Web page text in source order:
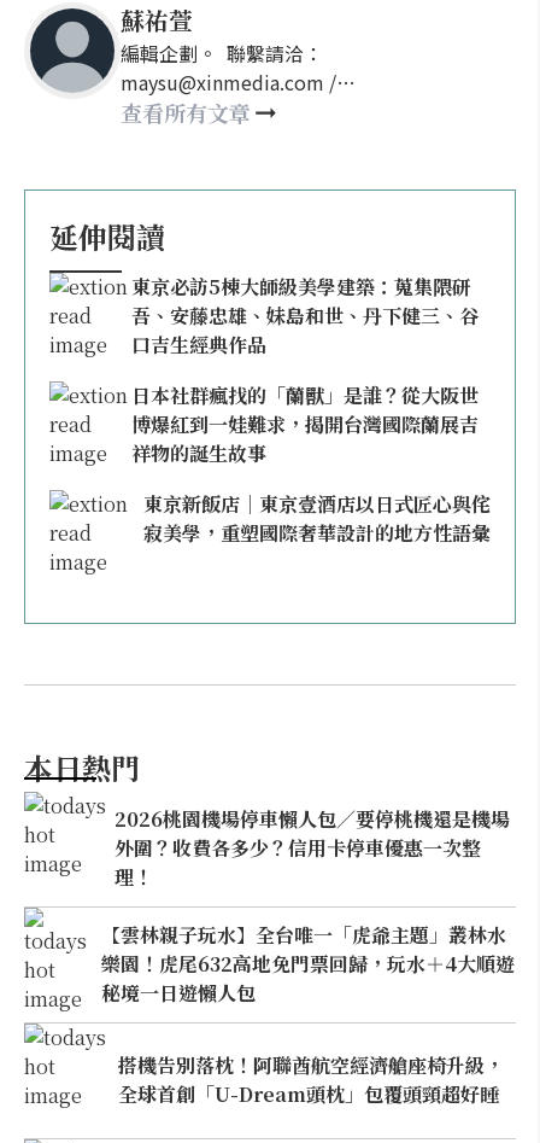
蘇祐萱
編輯企劃。 聯繫請洽：
maysu@xinmedia.com /
may860527@gmail.com
查看所有文章
延伸閱讀
東京必訪5棟大師級美學建築：蒐集隈研
吾、安藤忠雄、妹島和世、丹下健三、谷
口吉生經典作品
日本社群瘋找的「蘭獸」是誰？從大阪世
博爆紅到一娃難求，揭開台灣國際蘭展吉
祥物的誕生故事
東京新飯店｜東京壹酒店以日式匠心與侘
寂美學，重塑國際奢華設計的地方性語彙
本日熱門
2026桃園機場停車懶人包／要停桃機還是機場
外圍？收費各多少？信用卡停車優惠一次整
理！
【雲林親子玩水】全台唯一「虎爺主題」叢林水
樂園！虎尾632高地免門票回歸，玩水＋4大順遊
秘境一日遊懶人包
搭機告別落枕！阿聯酋航空經濟艙座椅升級，
全球首創「U-Dream頭枕」包覆頭頸超好睡